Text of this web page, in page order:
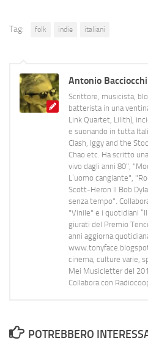
Tag: folk indie italiani
Antonio Bacciocchi
Scrittore, musicista,
batterista in una
Link Quartet, Lilith),
e suonando in tutta
Clash, Iggy and the
Chao etc. Ha scritto
vivo dagli anni 80",
L’uomo cangiante",
Scott-Heron Il Bob
senza tempo".
"Vinile" e i quotidiani
giurati del Premio
anni aggiorna
cinema, culture varie,
Mei Musicletter del
Collabora con
POTREBBERO